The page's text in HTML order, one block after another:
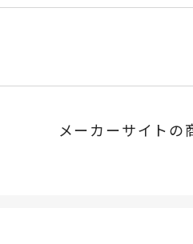
メーカーサイトの